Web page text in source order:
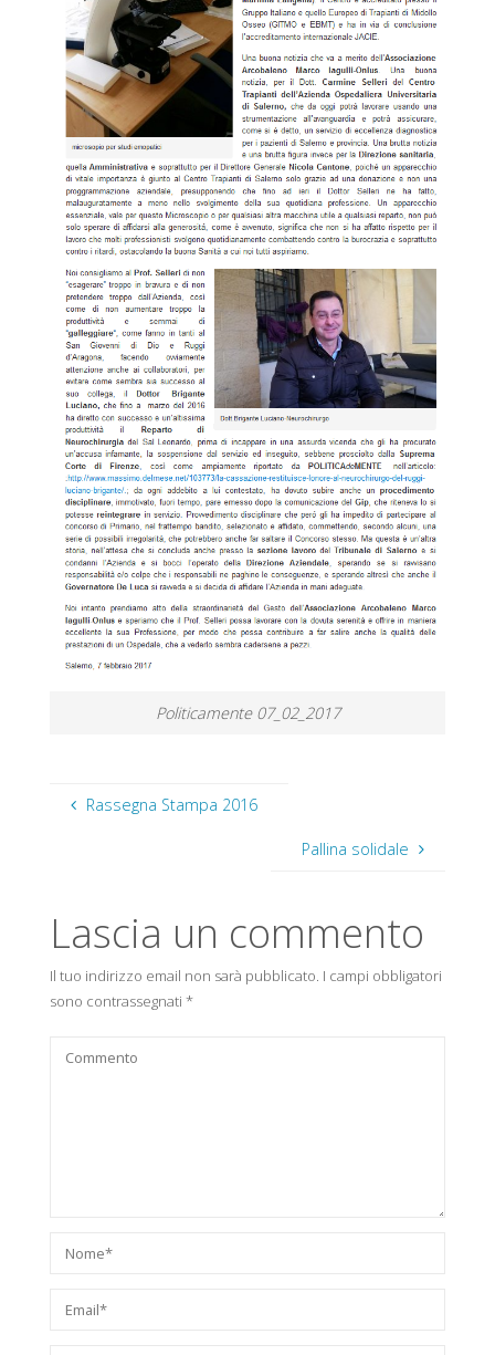
Politicamente 07_02_2017
Rassegna Stampa 2016
Pallina solidale
Lascia un commento
Il tuo indirizzo email non sarà pubblicato. I campi obbligatori
sono contrassegnati *